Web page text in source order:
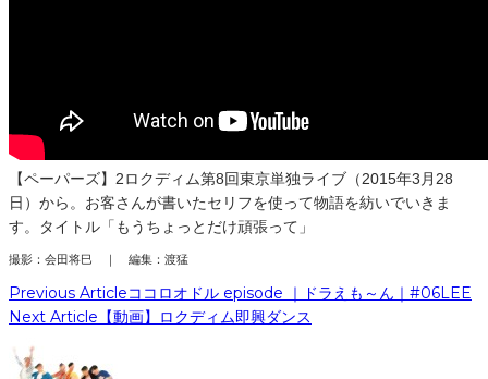
【ペーパーズ】2ロクディム第8回東京単独ライブ（2015年3月28
日）から。お客さんが書いたセリフを使って物語を紡いでいきま
す。タイトル「もうちょっとだけ頑張って」
撮影：会田将巳 ｜ 編集：渡猛
Previous Articleココロオドル episode ｜ドラえも～ん｜#06LEE
Next Article 【動画】ロクディム即興ダンス